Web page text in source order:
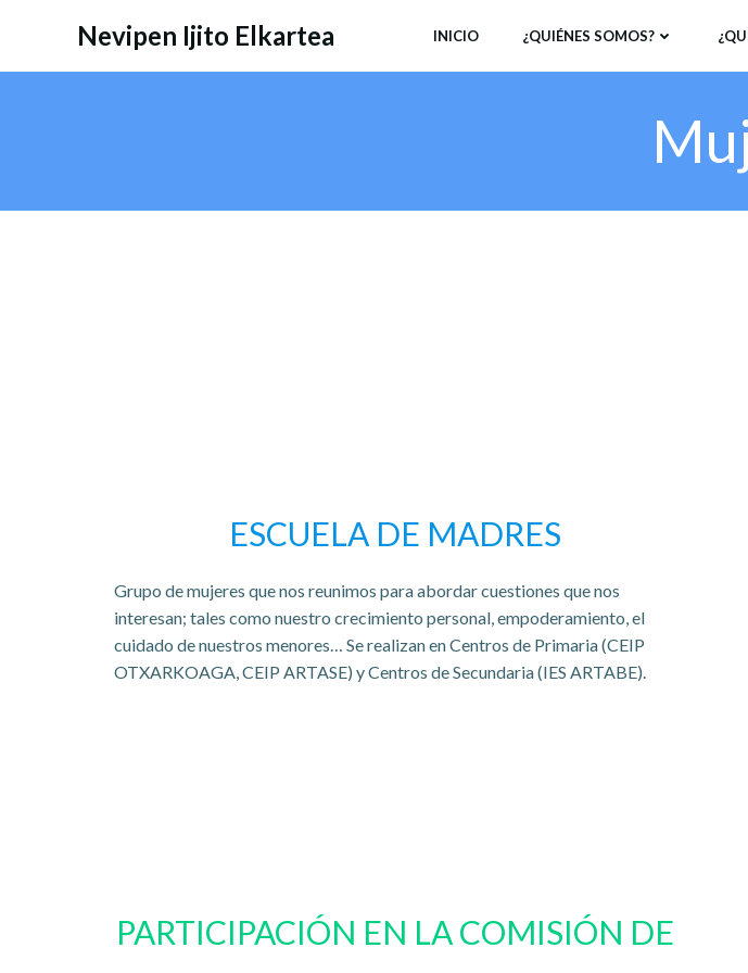
Nevipen Ijito Elkartea INICIO ¿QUIÉNES SOMOS?
ESCUELA DE MADRES
Grupo de mujeres que nos reunimos para abordar cuestiones que nos
interesan; tales como nuestro crecimiento personal, empoderamiento, el
cuidado de nuestros menores… Se realizan en Centros de Primaria (CEIP
OTXARKOAGA, CEIP ARTASE) y Centros de Secundaria (IES ARTABE).
PARTICIPACIÓN EN LA COMISIÓN DE